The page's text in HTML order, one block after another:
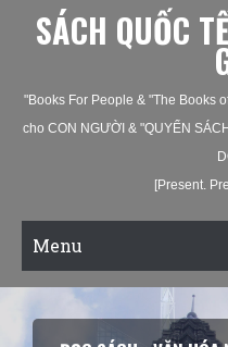
SÁCH QUỐC
"Books For People & "The Books
cho CON NGƯỜI & "QUYỂN
[Present.
Menu